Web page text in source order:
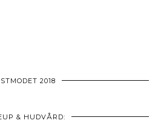
2018
& HUDVÅRD: